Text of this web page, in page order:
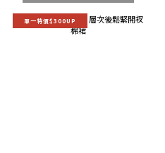
單一特價$300UP